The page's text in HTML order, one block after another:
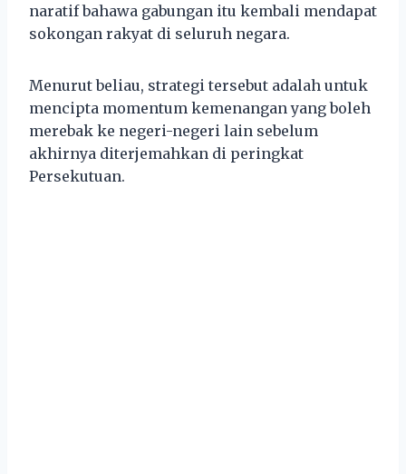
naratif bahawa gabungan itu kembali mendapat
sokongan rakyat di seluruh negara.
Menurut beliau, strategi tersebut adalah untuk
mencipta momentum kemenangan yang boleh
merebak ke negeri-negeri lain sebelum
akhirnya diterjemahkan di peringkat
Persekutuan.